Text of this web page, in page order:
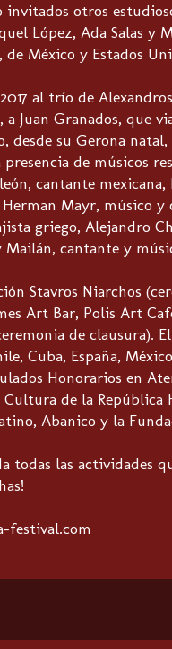
otros
López, Ada Salas y
México y Estados
al trío de
Granados, que
su Gerona
de músicos
cantante mexicana,
Mayr, músico y
griego, Alejandro
cantante y
Stavros Niarchos
Art Bar, Polis Art
de clausura).
Cuba, España,
Honorarios en
de la República
Abanico y la
las actividades
festival.com